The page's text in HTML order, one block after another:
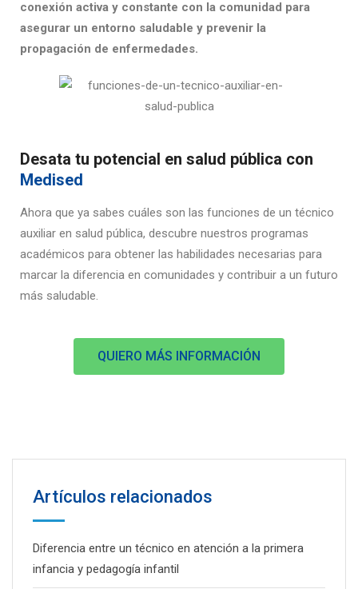
conexión activa y constante con la comunidad para
asegurar un entorno saludable y prevenir la
propagación de enfermedades.
Desata tu potencial en salud pública con
Medised
Ahora que ya sabes cuáles son las funciones de un técnico
auxiliar en salud pública, descubre nuestros programas
académicos para obtener las habilidades necesarias para
marcar la diferencia en comunidades y contribuir a un futuro
más saludable.
QUIERO MÁS INFORMACIÓN
Artículos relacionados
Diferencia entre un técnico en atención a la primera
infancia y pedagogía infantil